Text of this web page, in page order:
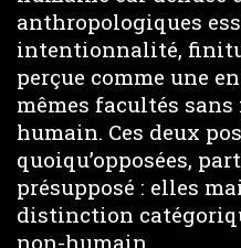
anthropologiques
intentionnalité,
perçue comme une
mêmes facultés
humain. Ces deux
quoiqu’opposées,
présupposé : elles
distinction
non-humain.